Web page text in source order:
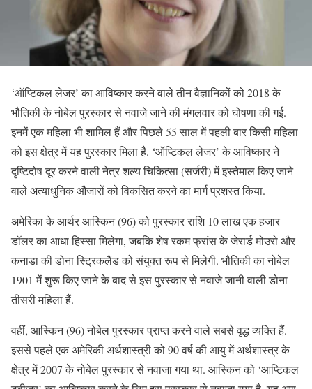
‘ऑप्टिकल लेजर’ का आविष्कार करने वाले तीन वैज्ञानिकों को 2018 के
भौतिकी के नोबेल पुरस्कार से नवाजे जाने की मंगलवार को घोषणा की गई.
इनमें एक महिला भी शामिल हैं और पिछले 55 साल में पहली बार किसी महिला
को इस क्षेत्र में यह पुरस्कार मिला है. ‘ऑप्टिकल लेजर’ के आविष्कार ने
दृष्टिदोष दूर करने वाली नेत्र शल्य चिकित्सा (सर्जरी) में इस्तेमाल किए जाने
वाले अत्याधुनिक औजारों को विकसित करने का मार्ग प्रशस्त किया.
अमेरिका के आर्थर आस्किन (96) को पुरस्कार राशि 10 लाख एक हजार
डॉलर का आधा हिस्सा मिलेगा, जबकि शेष रकम फ्रांस के जेरार्ड मोउरो और
कनाडा की डोना स्ट्रिकलैंड को संयुक्त रूप से मिलेगी. भौतिकी का नोबेल
1901 में शुरू किए जाने के बाद से इस पुरस्कार से नवाजे जानी वाली डोना
तीसरी महिला हैं.
वहीं, आस्किन (96) नोबेल पुरस्कार प्राप्त करने वाले सबसे वृद्ध व्यक्ति हैं.
इससे पहले एक अमेरिकी अर्थशास्त्री को 90 वर्ष की आयु में अर्थशास्त्र के
क्षेत्र में 2007 के नोबेल पुरस्कार से नवाजा गया था. आस्किन को ‘आप्टिकल